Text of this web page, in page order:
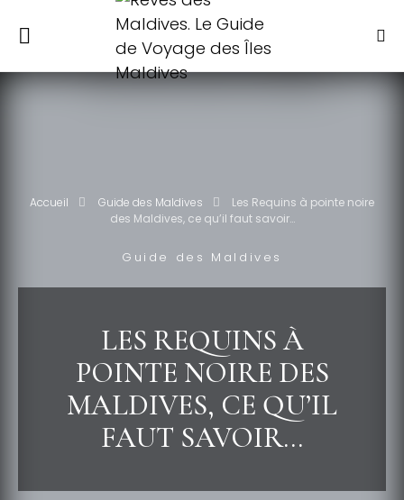
Accueil Guide des Maldives
Les Requins à pointe noire
des Maldives, ce qu’il faut savoir…
Guide des Maldives
LES REQUINS À
POINTE NOIRE DES
MALDIVES, CE QU’IL
FAUT SAVOIR…